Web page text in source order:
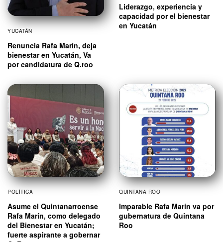
YUCATÁN
Renuncia Rafa Marín, deja
bienestar en Yucatán, Va
por candidatura de Q.roo
Liderazgo, experiencia y
capacidad por el bienestar
en Yucatán
POLÍTICA
Asume el Quintanarroense
Rafa Marín, como delegado
del Bienestar en Yucatán;
fuerte aspirante a gobernar
QUINTANA ROO
Imparable Rafa Marín va por
gubernatura de Quintana
Roo